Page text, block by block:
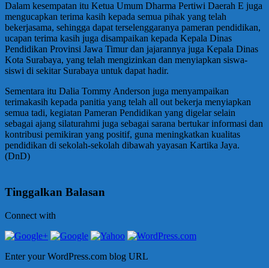
Dalam kesempatan itu Ketua Umum Dharma Pertiwi Daerah E juga
mengucapkan terima kasih kepada semua pihak yang telah
bekerjasama, sehingga dapat terselenggaranya pameran pendidikan,
ucapan terima kasih juga disampaikan kepada Kepala Dinas
Pendidikan Provinsi Jawa Timur dan jajarannya juga Kepala Dinas
Kota Surabaya, yang telah mengizinkan dan menyiapkan siswa-
siswi di sekitar Surabaya untuk dapat hadir.
Sementara itu Dalia Tommy Anderson juga menyampaikan
terimakasih kepada panitia yang telah all out bekerja menyiapkan
semua tadi, kegiatan Pameran Pendidikan yang digelar selain
sebagai ajang silaturahmi juga sebagai sarana bertukar informasi dan
kontribusi pemikiran yang positif, guna meningkatkan kualitas
pendidikan di sekolah-sekolah dibawah yayasan Kartika Jaya.
(DnD)
Tinggalkan Balasan
Connect with
Enter your WordPress.com blog URL